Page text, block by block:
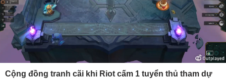
Cộng đồng tranh cãi khi Riot cấm 1 tuyển thủ tham dự